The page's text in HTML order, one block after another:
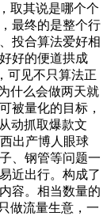
取其说是哪个个
最终的是整个行
投合算法爱好相
好的便道拱成
可见不只算法正
什么会做两天就
被量化的目标，
动抓取爆款文
出产博人眼球
、钢管等问题一
近出行。构成了
容。相当数量的
做流量生意，一